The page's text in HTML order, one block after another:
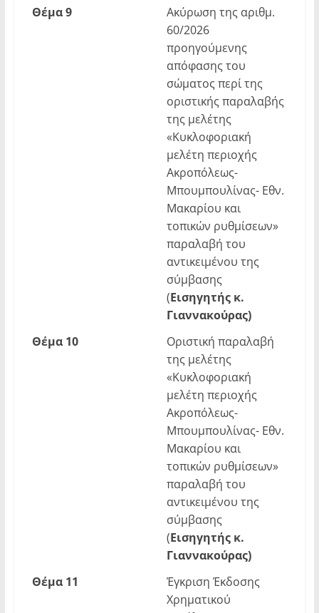
Θέμα9
Ακύρωση της αριθμ.
60/2026
προηγούμενης
απόφασης του
σώματος περί της
οριστικής παραλαβής
της μελέτης
«Κυκλοφοριακή
μελέτη περιοχής
Ακροπόλεως-
Μπουμπουλίνας- Εθν.
Μακαρίου και
τοπικών ρυθμίσεων»
παραλαβή του
αντικειμένου της
σύμβασης
(Εισηγητής κ.
Γιαννακούρας)
Θέμα 10
Οριστική παραλαβή
της μελέτης
«Κυκλοφοριακή
μελέτη περιοχής
Ακροπόλεως-
Μπουμπουλίνας- Εθν.
Μακαρίου και
τοπικών ρυθμίσεων»
παραλαβή του
αντικειμένου της
σύμβασης
(Εισηγητής κ.
Γιαννακούρας)
Θέμα 11
Έγκριση Έκδοσης
Χρηματικού